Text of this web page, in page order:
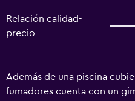
Relación calidad-
precio
Además de una piscina
fumadores cuenta con un